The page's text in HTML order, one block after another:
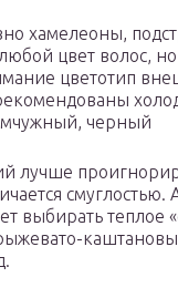
хамелеоны,
цвет волос,
цветотип
черный
лучше
смуглостью.
выбирать теплое